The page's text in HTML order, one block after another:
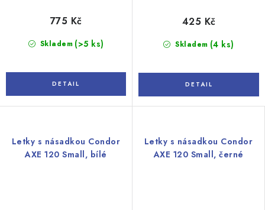
Skladem (>5 ks)
775 Kč
Skladem (4 ks)
425 Kč
Letky s násadkou Condor
AXE 120 Small, bílé
Letky s násadkou Condor
AXE 120 Small, černé